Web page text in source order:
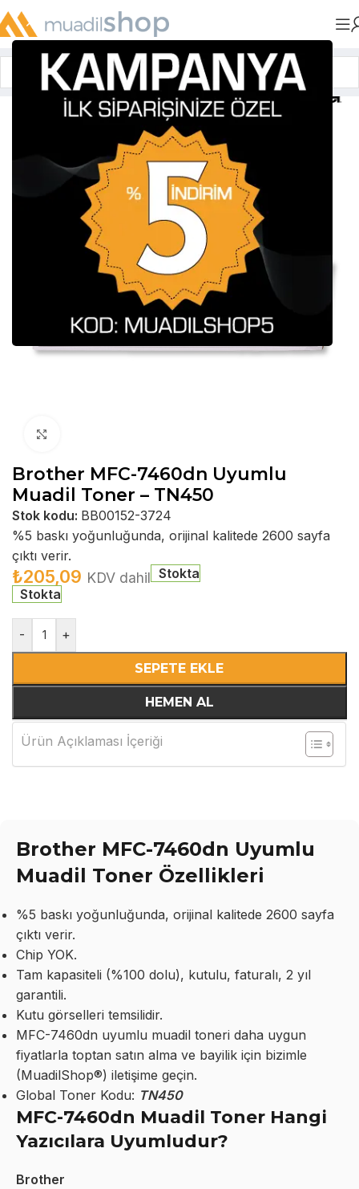
Anasayfa»Muadil Tonerler
Brother MFC-7460dn Uyumlu
Muadil Toner – TN450
Stok kodu: BB00152-3724
%5 baskı yoğunluğunda, orijinal kalitede 2600 sayfa
çıktı verir.
₺205,09 KDV dahil Stokta
Stokta
- +
SEPETE EKLE
HEMEN AL
Ürün Açıklaması İçeriği
Brother MFC-7460dn Uyumlu
Muadil Toner Özellikleri
%5 baskı yoğunluğunda, orijinal kalitede 2600 sayfa
çıktı verir.
Chip YOK.
Tam kapasiteli (%100 dolu), kutulu, faturalı, 2 yıl
garantili.
Kutu görselleri temsilidir.
MFC-7460dn uyumlu muadil toneri daha uygun
fiyatlarla toptan satın alma ve bayilik için bizimle
(MuadilShop®) iletişime geçin.
Global Toner Kodu: TN450
MFC-7460dn Muadil Toner Hangi
Yazıcılara Uyumludur?
Brother